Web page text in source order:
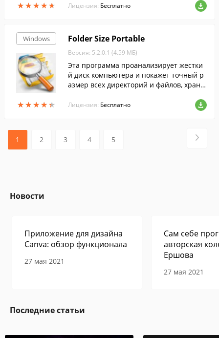
★★★★★
★★★★★
ые файлы будут в сохранности.
Лицензия: Бесплатно
Windows
★★★★★
★★★★★
Folder Size Portable
Версия: 5.2.0.1 (4.59 МБ)
Эта программа проанализирует жестки
й диск компьютера и покажет точный р
азмер всех директорий и файлов, храня
Лицензия: Бесплатно
1 2 3 4 5
Новости
Приложение для дизайна
Canva: обзор функционала
27 мая 2021
Сам себе
авторская
Ершова
27 мая 2021
Последние статьи